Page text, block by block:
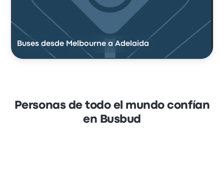
Buses desde Melbourne a Adelaida
Personas de todo el mundo confían
en Busbud